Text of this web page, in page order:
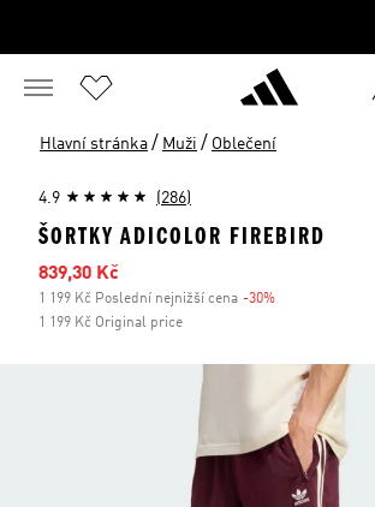
Hlavní stránka / Muži / Oblečení
4.9 (286)
ŠORTKY ADICOLOR FIREBIRD
Zlevněná cena
839,30 Kč
1 199 Kč Poslední nejnižší cena -30%
1 199 Kč Original price